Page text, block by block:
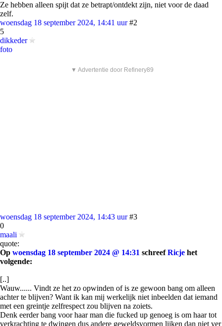
Ze hebben alleen spijt dat ze betrapt/ontdekt zijn, niet voor de daad
zelf.
woensdag 18 september 2024, 14:41 uur #2
5
dikkeder
foto
▼ Advertentie door Refinery89
woensdag 18 september 2024, 14:43 uur #3
0
maali
quote:
Op woensdag 18 september 2024 @ 14:31 schreefRicje het
volgende:
[..]
Wauw...... Vindt ze het zo opwinden of is ze gewoon bang om alleen
achter te blijven? Want ik kan mij werkelijk niet inbeelden dat iemand
met een greintje zelfrespect zou blijven na zoiets.
Denk eerder bang voor haar man die fucked up genoeg is om haar tot
verkrachting te dwingen dus andere geweldsvormen lijken dan niet ver